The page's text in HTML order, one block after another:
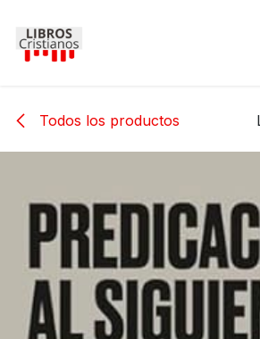
Todos los productos